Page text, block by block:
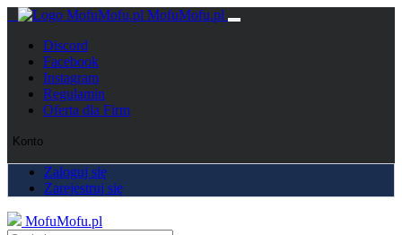
MofuMofu.pl
Discord
Facebook
Instagram
Regulamin
Oferta dla Firm
Konto
Zaloguj się
Zarejestruj się
MofuMofu.pl